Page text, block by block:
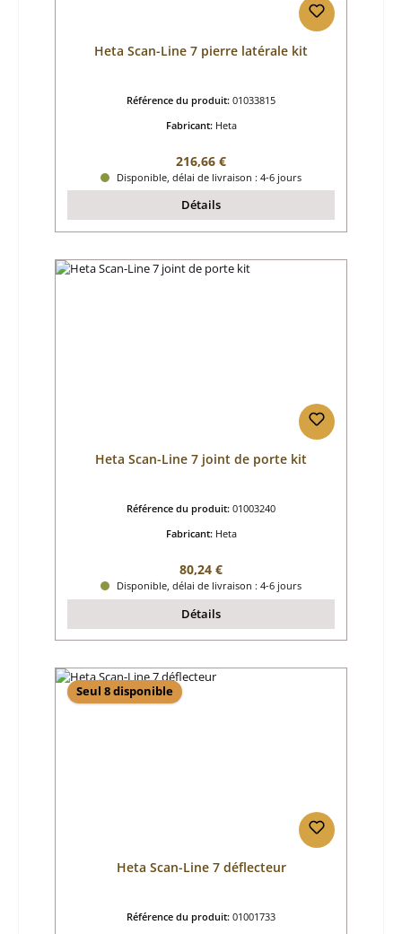
Heta Scan-Line 7 pierre latérale kit
Référence du produit: 01033815
Fabricant: Heta
Prix régulier :
216,66 €
Disponible, délai de livraison : 4-6 jours
Détails
Heta Scan-Line 7 joint de porte kit
Référence du produit: 01003240
Fabricant: Heta
Prix régulier :
80,24 €
Disponible, délai de livraison : 4-6 jours
Détails
Seul 8 disponible
Heta Scan-Line 7 déflecteur
Référence du produit: 01001733